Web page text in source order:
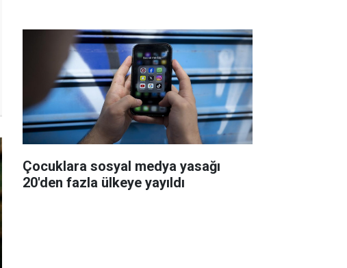
Çocuklara sosyal medya yasağı
20'den fazla ülkeye yayıldı